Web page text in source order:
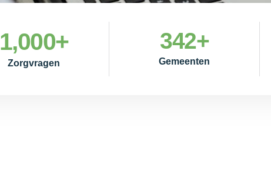
Zorgvragen
1,000+
Gemeenten
342+